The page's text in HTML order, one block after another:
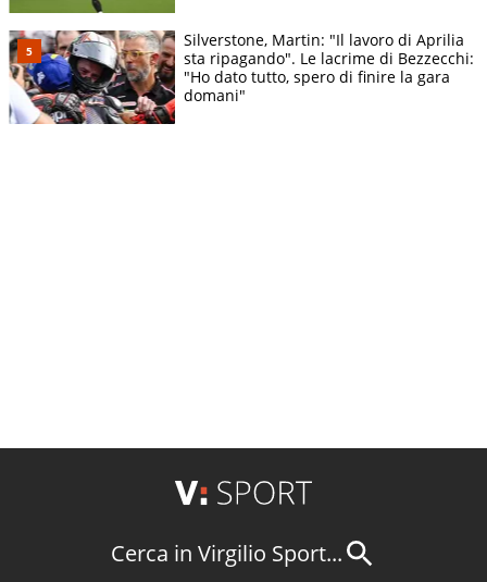
Silverstone, Martin: "Il lavoro di Aprilia
sta ripagando". Le lacrime di Bezzecchi:
"Ho dato tutto, spero di finire la gara
domani"
Cerca in Virgilio Sport...